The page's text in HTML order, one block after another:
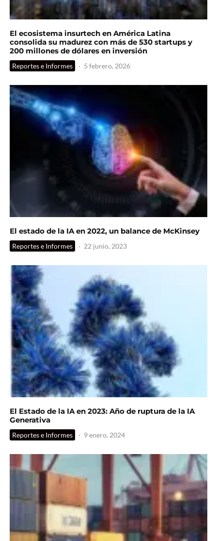
El ecosistema insurtech en América Latina
consolida su madurez con más de 530 startups y
200 millones de dólares en inversión
Reportes e Informes · 5 febrero, 2026
El estado de la IA en 2022, un balance de McKinsey
Reportes e Informes · 22 junio, 2023
El Estado de la IA en 2023: Año de ruptura de la IA
Generativa
Reportes e Informes · 9 enero, 2024